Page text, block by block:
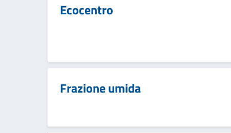
Ecocentro
Frazione umida